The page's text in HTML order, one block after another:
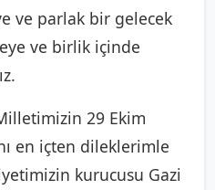
ve parlak bir gelecek
ve birlik içinde
29 Ekim
en içten dileklerimle
kurucusu Gazi